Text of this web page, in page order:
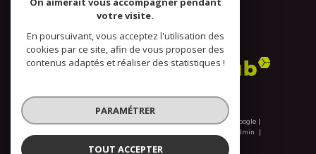
Adhérents
© 2026 | Tous droits réservés | Traduction powered by Google |
Admin
votre visite.
En poursuivant, vous acceptez l'utilisation des
cookies par ce site, afin de vous proposer des
contenus adaptés et réaliser des statistiques !
PARAMÉTRER
TOUT ACCEPTER